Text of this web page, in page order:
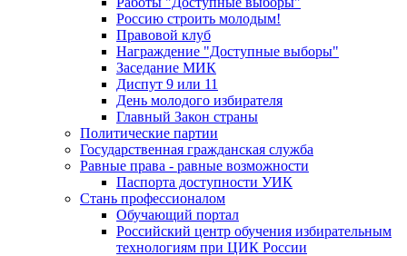
Россию строить молодым!
Правовой клуб
Награждение "Доступные выборы"
Заседание МИК
Диспут 9 или 11
День молодого избирателя
Главный Закон страны
Политические партии
Государственная гражданская служба
Равные права - равные возможности
Паспорта доступности УИК
Стань профессионалом
Обучающий портал
Российский центр обучения избирательным
технологиям при ЦИК России